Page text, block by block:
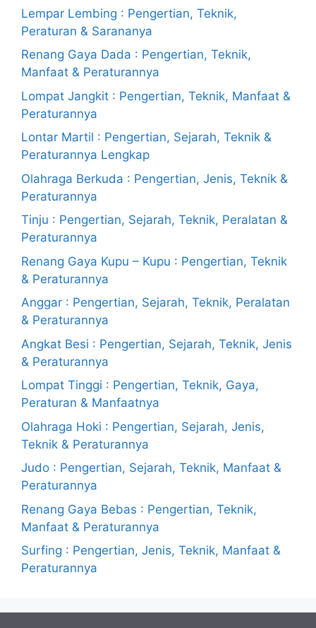
Lempar Lembing : Pengertian, Teknik,
Peraturan & Sarananya
Renang Gaya Dada : Pengertian, Teknik,
Manfaat & Peraturannya
Lompat Jangkit : Pengertian, Teknik, Manfaat &
Peraturannya
Lontar Martil : Pengertian, Sejarah, Teknik &
Peraturannya Lengkap
Olahraga Berkuda : Pengertian, Jenis, Teknik &
Peraturannya
Tinju : Pengertian, Sejarah, Teknik, Peralatan &
Peraturannya
Renang Gaya Kupu – Kupu : Pengertian, Teknik
& Peraturannya
Anggar : Pengertian, Sejarah, Teknik, Peralatan
& Peraturannya
Angkat Besi : Pengertian, Sejarah, Teknik, Jenis
& Peraturannya
Lompat Tinggi : Pengertian, Teknik, Gaya,
Peraturan & Manfaatnya
Olahraga Hoki : Pengertian, Sejarah, Jenis,
Teknik & Peraturannya
Judo : Pengertian, Sejarah, Teknik, Manfaat &
Peraturannya
Renang Gaya Bebas : Pengertian, Teknik,
Manfaat & Peraturannya
Surfing : Pengertian, Jenis, Teknik, Manfaat &
Peraturannya